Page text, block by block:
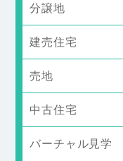
分譲地
建売住宅
売地
中古住宅
バーチャル見学